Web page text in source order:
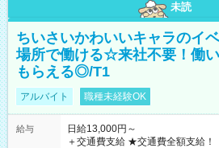
未読
ちいさいかわいいキャラのイ
場所で働ける☆来社不要！働
もらえる◎/T1
アルバイト 職種未経験OK
給与
日給13,000円～
＋交通費支給 ★交通費全額支給！ ┗案件により規定あり ★日払